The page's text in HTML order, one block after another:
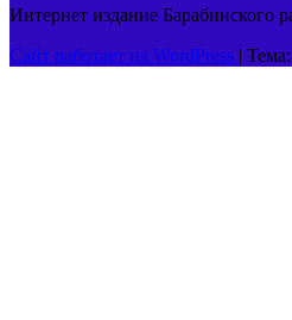
Интернет издание Барабинского
Сайт работает на WordPress |